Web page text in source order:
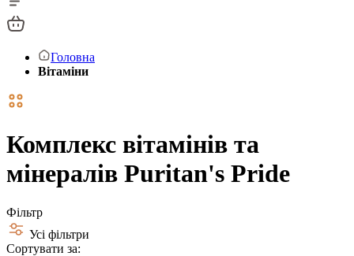
Головна
Вітаміни
Комплекс вітамінів та
мінералів Puritan's Pride
Фільтр
Усі фільтри
Сортувати за: